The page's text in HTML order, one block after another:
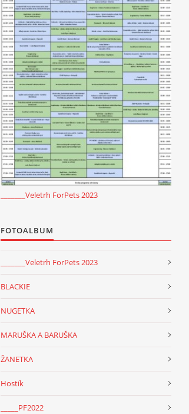
_______Veletrh ForPets 2023
FOTOALBUM
_______Veletrh ForPets 2023
BLACKIE
NUGETKA
MARUŠKA A BARUŠKA
ŽANETKA
Hostík
_____PF2022